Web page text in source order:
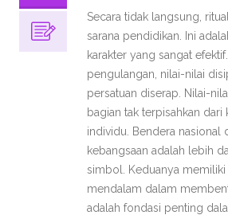
Secara tidak langsung,
sarana pendidikan. Ini
karakter yang sangat
pengulangan, nilai-nilai
persatuan diserap. Nilai-
bagian tak terpisahkan dari
individu. Bendera nasional
kebangsaan adalah lebih
simbol. Keduanya memiliki
mendalam dalam
adalah fondasi penting